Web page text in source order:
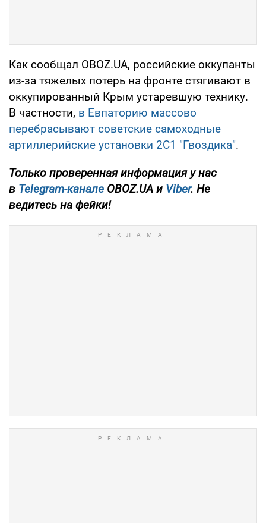
Как сообщал OBOZ.UA, российские оккупанты
из-за тяжелых потерь на фронте стягивают в
оккупированный Крым устаревшую технику.
В частности, в Евпаторию массово
перебрасывают советские самоходные
артиллерийские установки 2С1 "Гвоздика".
Только проверенная информация у нас
в Telegram-канале OBOZ.UA и Viber. Не
ведитесь на фейки!